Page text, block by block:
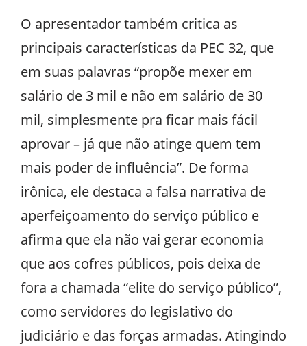
O apresentador também critica as
principais características da PEC 32, que
em suas palavras “propõe mexer em
salário de 3 mil e não em salário de 30
mil, simplesmente pra ficar mais fácil
aprovar – já que não atinge quem tem
mais poder de influência”. De forma
irônica, ele destaca a falsa narrativa de
aperfeiçoamento do serviço público e
afirma que ela não vai gerar economia
que aos cofres públicos, pois deixa de
fora a chamada “elite do serviço público”,
como servidores do legislativo do
judiciário e das forças armadas. Atingindo